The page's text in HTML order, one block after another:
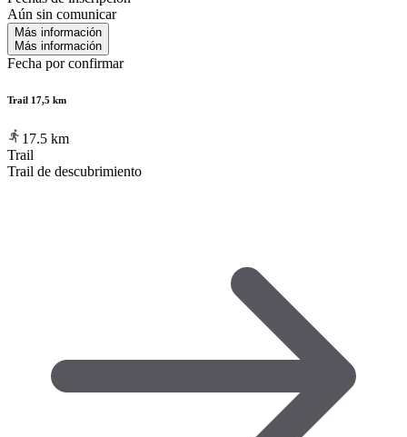
Aún sin comunicar
Más información
Más información
Fecha por confirmar
Trail 17,5 km
17.5 km
Trail
Trail de descubrimiento